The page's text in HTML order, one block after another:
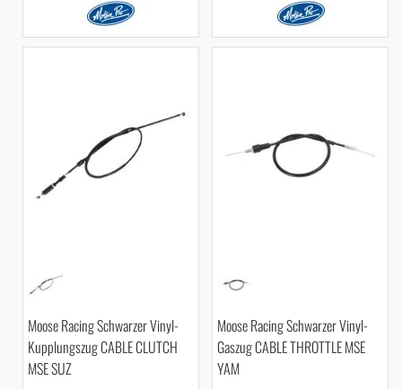
Moose Racing Schwarzer Vinyl-
Kupplungszug CABLE CLUTCH
MSE SUZ
Moose Racing Schwarzer Vinyl-
Gaszug CABLE THROTTLE MSE
YAM